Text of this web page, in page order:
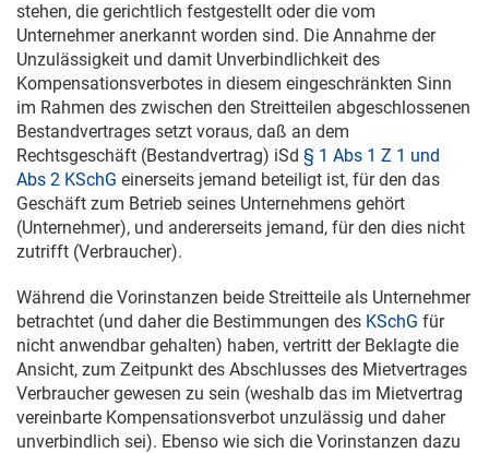
stehen, die gerichtlich festgestellt oder die vom
Unternehmer anerkannt worden sind. Die Annahme der
Unzulässigkeit und damit Unverbindlichkeit des
Kompensationsverbotes in diesem eingeschränkten Sinn
im Rahmen des zwischen den Streitteilen abgeschlossenen
Bestandvertrages setzt voraus, daß an dem
Rechtsgeschäft (Bestandvertrag) iSd § 1 Abs 1 Z 1 und
Abs 2 KSchG einerseits jemand beteiligt ist, für den das
Geschäft zum Betrieb seines Unternehmens gehört
(Unternehmer), und andererseits jemand, für den dies nicht
zutrifft (Verbraucher).
Während die Vorinstanzen beide Streitteile als Unternehmer
betrachtet (und daher die Bestimmungen des KSchG für
nicht anwendbar gehalten) haben, vertritt der Beklagte die
Ansicht, zum Zeitpunkt des Abschlusses des Mietvertrages
Verbraucher gewesen zu sein (weshalb das im Mietvertrag
vereinbarte Kompensationsverbot unzulässig und daher
unverbindlich sei). Ebenso wie sich die Vorinstanzen dazu